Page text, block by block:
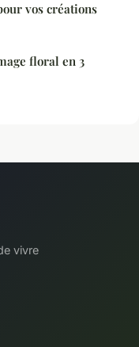
vos créations
floral en 3
vivre